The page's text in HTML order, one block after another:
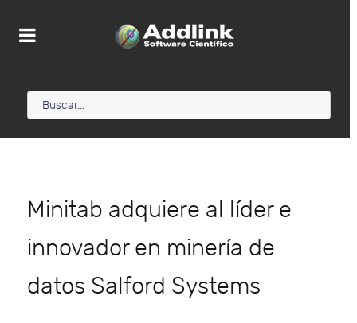
Minitab adquiere al líder e
innovador en minería de
datos Salford Systems